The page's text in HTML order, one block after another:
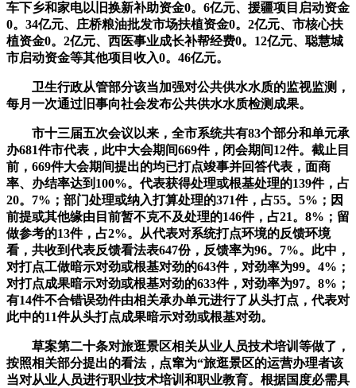
车下乡和家电以旧换新补助资金0。6亿元、援疆项目启动资金
0。34亿元、庄桥粮油批发市场扶植资金0。2亿元、市核心扶
植资金0。2亿元、西医事业成长补帮经费0。12亿元、聪慧城
市启动资金等其他项目收入0。46亿元。
卫生行政从管部分该当加强对公共供水水质的监视监测，
每月一次通过旧事向社会发布公共供水水质检测成果。
市十三届五次会议以来，全市系统共有83个部分和单元承
办681件市代表，此中大会期间669件，闭会期间12件。截止目
前，669件大会期间提出的均已打点竣事并回答代表，面商
率、办结率达到100%。代表获得处理或根基处理的139件，占
20。7%；部门处理或纳入打算处理的371件，占55。5%；因
前提或其他缘由目前暂不克不及处理的146件，占21。8%；留
做参考的13件，占2%。从代表对系统打点环境的反馈环境
看，共收到代表反馈看法表647份，反馈率为96。7%。此中，
对打点工做暗示对劲或根基对劲的643件，对劲率为99。4%；
对打点成果暗示对劲或根基对劲的633件，对劲率为97。8%；
有14件不合错误劲件由相关承办单元进行了从头打点，代表对
此中的11件从头打点成果暗示对劲或根基对劲。
草案第二十条对旅逛景区相关从业人员技术培训等做了，
按照相关部分提出的看法，点窜为“旅逛景区的运营办理者该
当对从业人员进行职业技术培训和职业教育。根据国度必需具